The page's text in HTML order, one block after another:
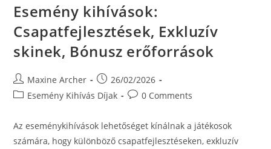
Esemény kihívások:
Csapatfejlesztések, Exkluzív
skinek, Bónusz erőforrások
Post
author:
Maxine Archer
Post
published:
26/02/2026
PostEsemény Kihívás Díjak
Post0 Comments
Az eseménykihívások lehetőséget kínálnak a játékosok
számára, hogy különböző csapatfejlesztéseken, exkluzív